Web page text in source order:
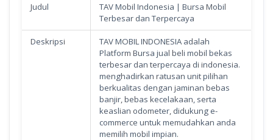
Judul
TAV Mobil Indonesia | Bursa Mobil
Terbesar dan Terpercaya
Deskripsi
TAV MOBIL INDONESIA adalah
Platform Bursa jual beli mobil bekas
terbesar dan terpercaya di indonesia.
menghadirkan ratusan unit pilihan
berkualitas dengan jaminan bebas
banjir, bebas kecelakaan, serta
keaslian odometer, didukung e-
commerce untuk memudahkan anda
memilih mobil impian.